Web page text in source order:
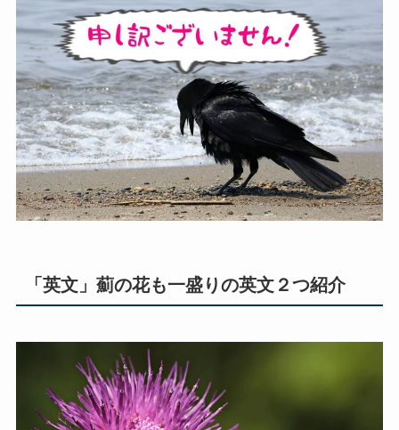
「英文」薊の花も一盛りの英文２つ紹介